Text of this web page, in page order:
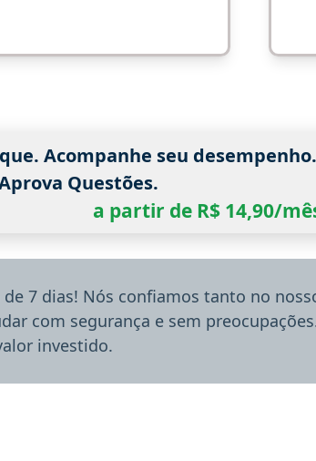
Acompanhe seu desempenho.
Questões.
a partir de R$ 14,90/
de 7 dias! Nós confiamos tanto no
com segurança e sem
investido.